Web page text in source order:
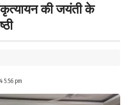
की जयंती के
5:56 pm